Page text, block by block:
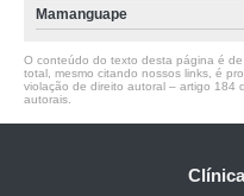
Mamanguape
O conteúdo do texto desta página é
total, mesmo citando nossos links, é
violação de direito autoral – artigo 184
autorais